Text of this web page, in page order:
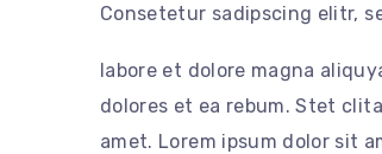
Consetetur sadipscing elitr,
labore et dolore magna
dolores et ea rebum. Stet
amet. Lorem ipsum dolor sit